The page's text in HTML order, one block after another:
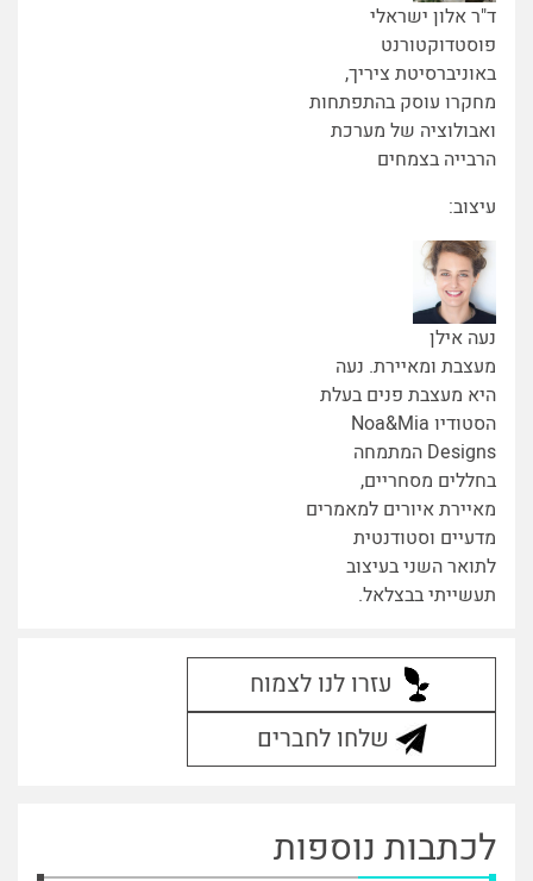
ד"ר אלון ישראלי
פוסטדוקטורנט
באוניברסיטת ציריך,
מחקרו עוסק בהתפתחות
ואבולוציה של מערכת
הרבייה בצמחים
עיצוב:
נעה אילן
מעצבת ומאיירת. נעה
היא מעצבת פנים בעלת
הסטודיו Noa&Mia
Designs המתמחה
בחללים מסחריים,
מאיירת איורים למאמרים
מדעיים וסטודנטית
לתואר השני בעיצוב
תעשייתי בבצלאל.
עזרו לנו לצמוח
שלחו לחברים
לכתבות נוספות